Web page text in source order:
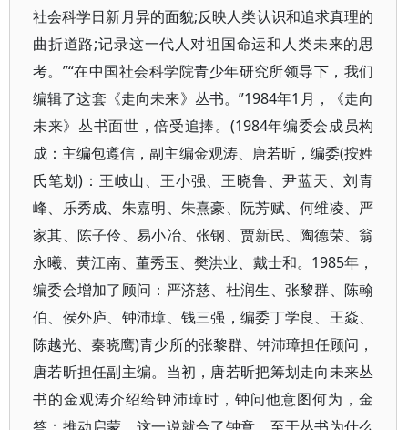
社会科学日新月异的面貌;反映人类认识和追求真理的
曲折道路;记录这一代人对祖国命运和人类未来的思
考。”“在中国社会科学院青少年研究所领导下，我们
编辑了这套《走向未来》丛书。”1984年1月，《走向
未来》丛书面世，倍受追捧。(1984年编委会成员构
成：主编包遵信，副主编金观涛、唐若昕，编委(按姓
氏笔划)：王岐山、王小强、王晓鲁、尹蓝天、刘青
峰、乐秀成、朱嘉明、朱熹豪、阮芳赋、何维凌、严
家其、陈子伶、易小冶、张钢、贾新民、陶德荣、翁
永曦、黄江南、董秀玉、樊洪业、戴士和。1985年，
编委会增加了顾问：严济慈、杜润生、张黎群、陈翰
伯、侯外庐、钟沛璋、钱三强，编委丁学良、王焱、
陈越光、秦晓鹰)青少所的张黎群、钟沛璋担任顾问，
唐若昕担任副主编。当初，唐若昕把筹划走向未来丛
书的金观涛介绍给钟沛璋时，钟问他意图何为，金